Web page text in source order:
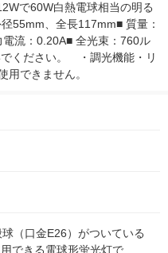
で60W白熱電球相当の明る
55mm、全長117mm■ 質量：
流：0.20A■ 全光束：760ル
ください。　・調光機能・リ
用できません。
球（口金E26）がついている
できる電球形蛍光灯で